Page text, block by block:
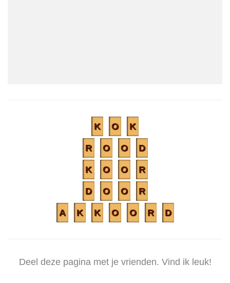
K O K
R O O D
K O O R
D O O R
A K K O O R D
Deel deze pagina met je vrienden. Vind ik leuk!